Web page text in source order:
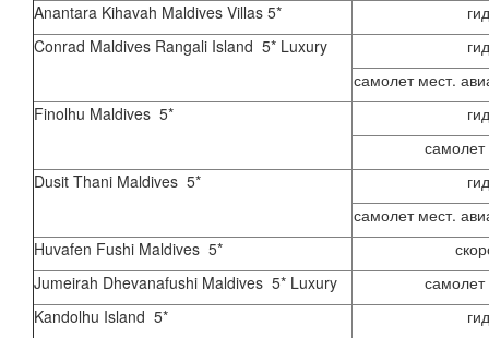
Anantara Kihavah Maldives Villas 5*
Conrad Maldives Rangali Island 5* Luxury
самолет мест.
Finolhu Maldives 5*
Dusit Thani Maldives 5*
самолет мест.
Huvafen Fushi Maldives 5*
Jumeirah Dhevanafushi Maldives 5* Luxury
Kandolhu Island 5*